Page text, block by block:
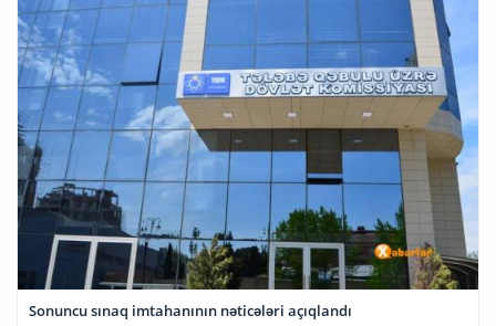
Sonuncu sınaq imtahanının nəticələri açıqlandı